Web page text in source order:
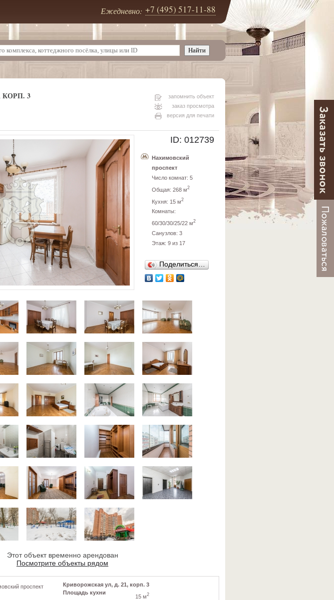
Ежедневно: +7 (495) 517-11-88
3
запомнить объект
заказ просмотра
версия для печати
ID: 012739
Нахимовский
проспект
Число комнат: 5
Общая: 268 м2
Кухня: 15 м2
Комнаты:
60/30/30/25/22 м2
Санузлов: 3
Этаж: 9 из 17
Поделиться…
Этот объект временно арендован
Посмотрите объекты рядом
проспект
Криворожская ул, д. 21, корп. 3
Площадь кухни
15 м2